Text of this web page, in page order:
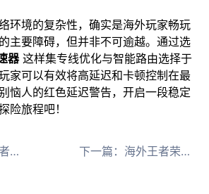
环境的复杂性，确实是海外玩家畅玩
主要障碍，但并非不可逾越。通过选
器这样集专线优化与智能路由选择于
家可以有效将高延迟和卡顿控制在最
恼人的红色延迟警告，开启一段稳定
险旅程吧！
速器 下一篇： 海外王者荣耀世界进不去更新卡住用HiCN回国加速器